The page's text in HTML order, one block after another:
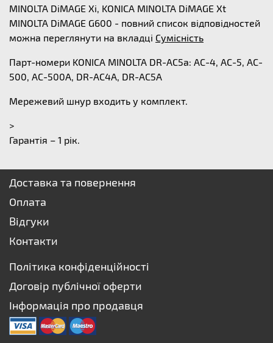
MINOLTA DiMAGE Xi, KONICA MINOLTA DiMAGE Xt
MINOLTA DiMAGE G600 - повний список відповідностей
можна переглянути на вкладці Сумісність
Парт-номери KONICA MINOLTA DR-AC5a: AC-4, AC-5, AC-
500, AC-500A, DR-AC4A, DR-AC5A
Мережевий шнур входить у комплект.
>
Гарантія – 1 рік.
Доставка та повернення
Оплата
Відгуки
Контакти
Політика конфіденційності
Договір публічної оферти
Інформація про продавця